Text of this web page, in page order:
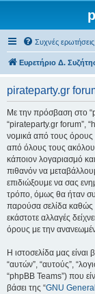
Συχνές ερωτήσεις
Ευρετήριο Δ.
pirateparty.gr
Με την πρόσβαση στο
“pirateparty.gr forum”,
νομικά από τους όρους
από όλους τους
κάποιον λογαριασμό
πιθανόν να
επιδιώξουμε να σας
τρόπο, όμως θα ήταν
παρούσα σελίδα καθώς
εκάστοτε αλλαγές
όρους με την
Η ιστοσελίδα μας είναι
“αυτών”, “αυτούς”,
“phpBB Teams”) που
βάσει της “GNU